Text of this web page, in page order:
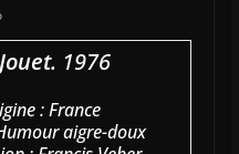
1976
: France
aigre-doux